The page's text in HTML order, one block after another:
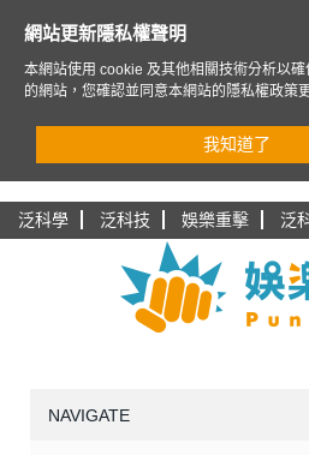
泛科學 泛科技 娛樂重擊 泛
NAVIGATE
網站更新隱私權聲明
本網站使用 cookie 及其他相關技術分析以
的網站，您確認並同意本網站的隱私權政策
我知道了